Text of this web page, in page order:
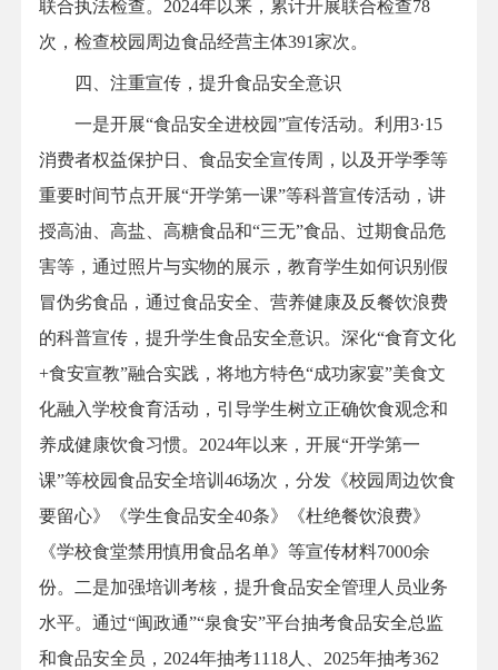
联合执法检查。2024年以来，累计开展联合检查78
次，检查校园周边食品经营主体391家次。
四、注重宣传，提升食品安全意识
一是开展“食品安全进校园”宣传活动。利用3·15
消费者权益保护日、食品安全宣传周，以及开学季等
重要时间节点开展“开学第一课”等科普宣传活动，讲
授高油、高盐、高糖食品和“三无”食品、过期食品危
害等，通过照片与实物的展示，教育学生如何识别假
冒伪劣食品，通过食品安全、营养健康及反餐饮浪费
的科普宣传，提升学生食品安全意识。深化“食育文化
+食安宣教”融合实践，将地方特色“成功家宴”美食文
化融入学校食育活动 ， 引导学生树立正确饮食观念和
养成健康饮食习惯。2024年以来，开展“开学第一
课”等校园食品安全培训46场次，分发《校园周边饮食
要留心》《学生食品安全40条》《杜绝餐饮浪费》
《学校食堂禁用慎用食品名单》等宣传材料7000余
份。二是加强培训考核，提升食品安全管理人员业务
水平。通过“闽政通”“泉食安”平台抽考食品安全总监
和食品安全员，2024年抽考1118人、2025年抽考362